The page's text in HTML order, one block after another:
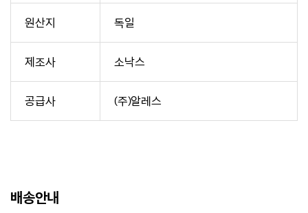
원산지 독일
제조사 소낙스
공급사 (주)알레스
배송안내